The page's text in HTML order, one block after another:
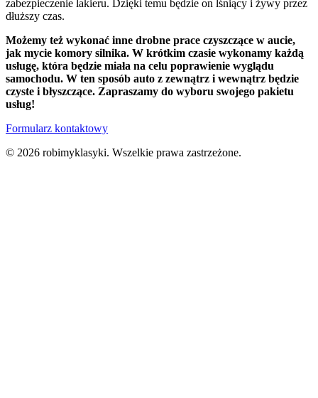
zabezpieczenie lakieru. Dzięki temu będzie on lśniący i żywy przez
dłuższy czas.
Możemy też wykonać inne drobne prace czyszczące w aucie,
jak mycie komory silnika. W krótkim czasie wykonamy każdą
usługę, która będzie miała na celu poprawienie wyglądu
samochodu. W ten sposób auto z zewnątrz i wewnątrz będzie
czyste i błyszczące. Zapraszamy do wyboru swojego pakietu
usług!
Formularz kontaktowy
© 2026 robimyklasyki. Wszelkie prawa zastrzeżone.